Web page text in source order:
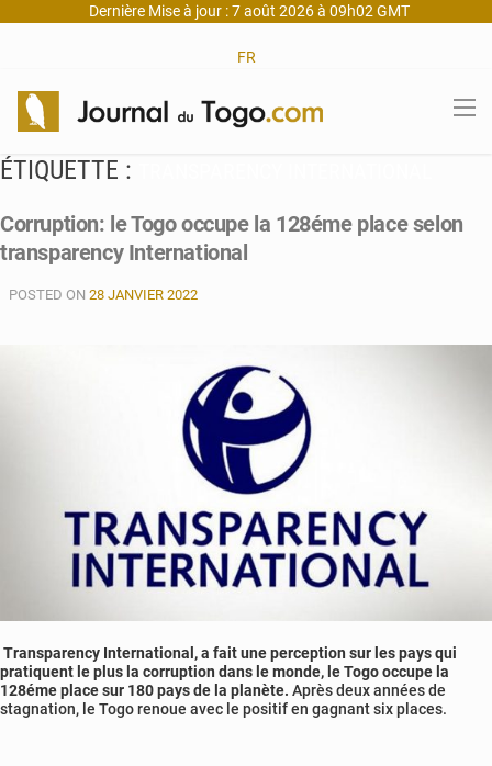
Dernière Mise à jour : 7 août 2026 à 09h02 GMT
FR
ÉTIQUETTE :
Corruption: le Togo occupe la 128éme place selon
transparency International
POSTED ON 28 JANVIER 2022
Transparency International, a fait une perception sur les pays qui
pratiquent le plus la corruption dans le monde, le Togo occupe la
128éme place sur 180 pays de la planète. Après deux années de
stagnation, le Togo renoue avec le positif en gagnant six places.